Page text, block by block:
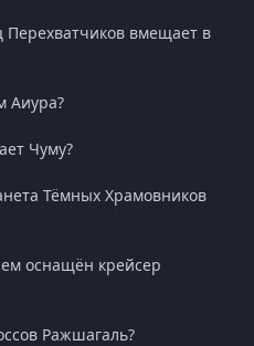
Перехватчиков вмещает в
Аиура?
Чуму?
Тёмных Храмовников
оснащён крейсер
Ражшагаль?